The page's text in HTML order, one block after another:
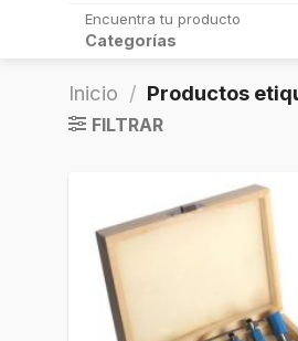
Encuentra tu producto
Categorías
Inicio / Productos
FILTRAR